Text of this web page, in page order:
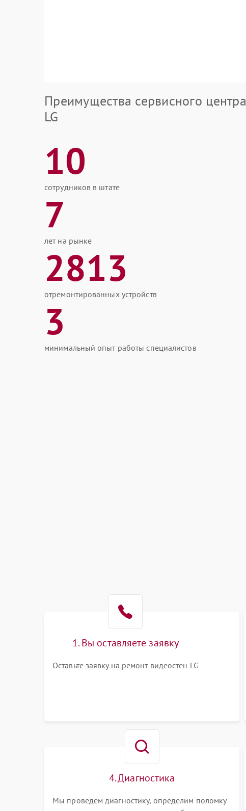
Преимущества сервисного центра
LG
10
сотрудников в штате
7
лет на рынке
2813
отремонтированных устройств
3
минимальный опыт работы специалистов
1. Вы оставляете заявку
Оставьте заявку на ремонт видеостен LG
4. Диагностика
Мы проведем диагностику, определим поломку